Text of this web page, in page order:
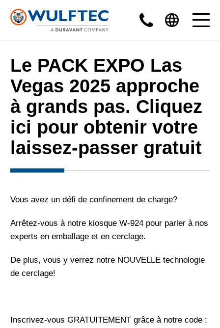
Le PACK EXPO Las
Vegas 2025 approche
à grands pas. Cliquez
ici pour obtenir votre
laissez-passer gratuit
Vous avez un défi de confinement de charge?
Arrêtez-vous à notre kiosque W-924 pour parler à nos
experts en emballage et en cerclage.
De plus, vous y verrez notre NOUVELLE technologie
de cerclage!
Inscrivez-vous GRATUITEMENT grâce à notre code :